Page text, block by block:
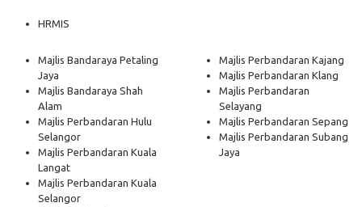
HRMIS
Majlis Bandaraya Petaling
Jaya
Majlis Bandaraya Shah
Alam
Majlis Perbandaran Hulu
Selangor
Majlis Perbandaran Kuala
Langat
Majlis Perbandaran Kuala
Selangor
Majlis Perbandaran Kajang
Majlis Perbandaran Klang
Majlis Perbandaran
Selayang
Majlis Perbandaran Sepang
Majlis Perbandaran Subang
Jaya